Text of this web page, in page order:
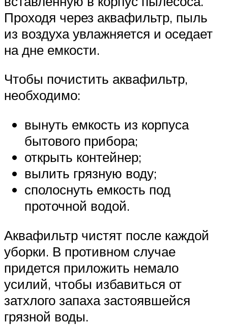
Проходя через аквафильтр, пыль
из воздуха увлажняется и оседает
на дне емкости.
Чтобы почистить аквафильтр,
необходимо:
вынуть емкость из корпуса
бытового прибора;
открыть контейнер;
вылить грязную воду;
сполоснуть емкость под
проточной водой.
Аквафильтр чистят после каждой
уборки. В противном случае
придется приложить немало
усилий, чтобы избавиться от
затхлого запаха застоявшейся
грязной воды.